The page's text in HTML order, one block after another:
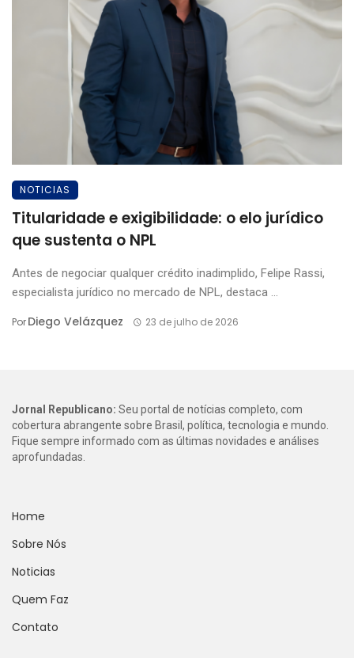
NOTICIAS
Titularidade e exigibilidade: o elo jurídico
que sustenta o NPL
Antes de negociar qualquer crédito inadimplido, Felipe Rassi,
especialista jurídico no mercado de NPL, destaca ...
PorDiego Velázquez 23 de julho de 2026
Jornal Republicano: Seu portal de notícias completo, com
cobertura abrangente sobre Brasil, política, tecnologia e mundo.
Fique sempre informado com as últimas novidades e análises
aprofundadas.
Home
Sobre Nós
Noticias
Quem Faz
Contato